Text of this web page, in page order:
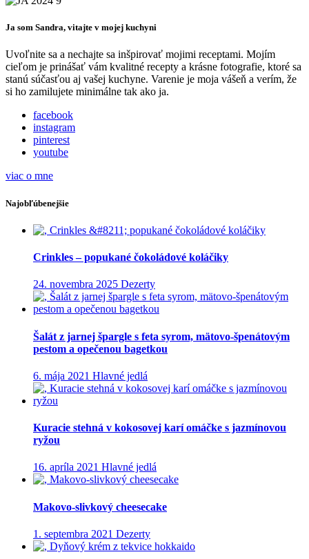
Ja som Sandra, vitajte v mojej kuchyni
Uvoľnite sa a nechajte sa inšpirovať mojimi receptami. Mojím
cieľom je prinášať vám kvalitné recepty a krásne fotografie, ktoré sa
stanú súčasťou aj vašej kuchyne. Varenie je moja vášeň a verím, že
si ho zamilujete minimálne tak ako ja.
facebook
instagram
pinterest
youtube
viac o mne
Najobľúbenejšie
Crinkles – popukané čokoládové koláčiky
24. novembra 2025 Dezerty
Šalát z jarnej špargle s feta syrom, mätovo-špenátovým
pestom a opečenou bagetkou
6. mája 2021 Hlavné jedlá
Kuracie stehná v kokosovej karí omáčke s jazmínovou
ryžou
16. apríla 2021 Hlavné jedlá
Makovo-slivkový cheesecake
1. septembra 2021 Dezerty